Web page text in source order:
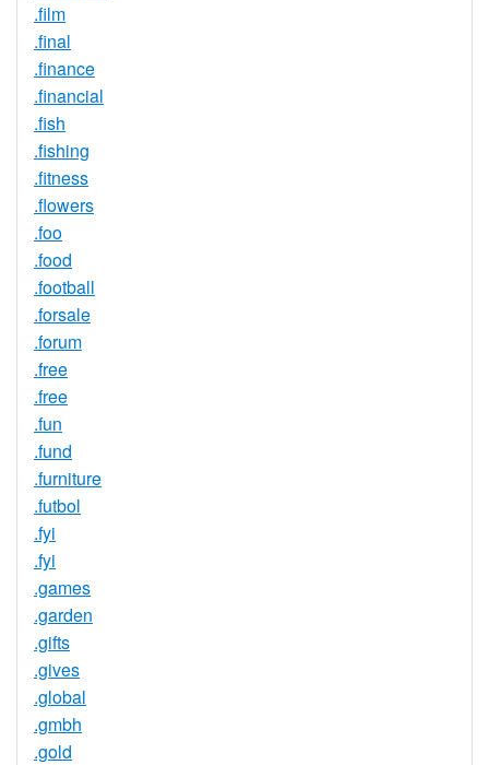
.film
.final
.finance
.financial
.fish
.fishing
.fitness
.flowers
.foo
.food
.football
.forsale
.forum
.free
.free
.fun
.fund
.furniture
.futbol
.fyi
.fyi
.games
.garden
.gifts
.gives
.global
.gmbh
.gold